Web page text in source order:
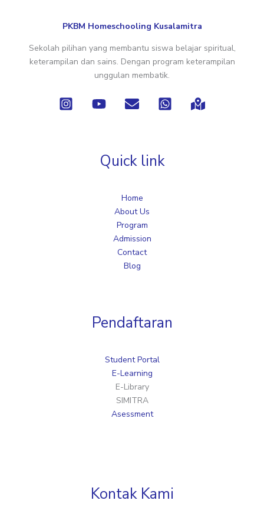
PKBM Homeschooling Kusalamitra
Sekolah pilihan yang membantu siswa belajar spiritual,
keterampilan dan sains. Dengan program keterampilan
unggulan membatik.
Quick link
Home
About Us
Program
Admission
Contact
Blog
Pendaftaran
Student Portal
E-Learning
E-Library
SIMITRA
Asessment
Kontak Kami